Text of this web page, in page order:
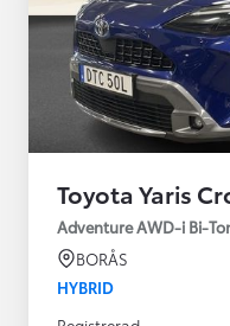
Toyota Yaris
Adventure AWD-i Bi-
BORÅS
HYBRID